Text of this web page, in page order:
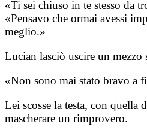
«Ti sei chiuso in te stesso da
«Pensavo che ormai avessi
meglio.»
Lucian lasciò uscire un mezzo
«Non sono mai stato bravo a
Lei scosse la testa, con quella
mascherare un rimprovero.